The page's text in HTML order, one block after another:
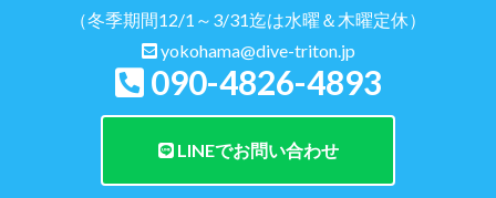
（冬季期間12/1～3/31迄は水曜＆木曜定休）
yokohama@dive-triton.jp
090-4826-4893
LINEでお問い合わせ